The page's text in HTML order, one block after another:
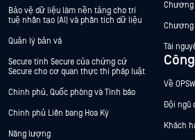
Bảo vệ dữ liệu làm nền tảng cho trí
tuệ nhân tạo (AI) và phân tích dữ liệu
Quản lý bản vá
Secure tính Secure của chứng cứ
Secure cho cơ quan thực thi pháp luật
Chính phủ, Quốc phòng và Tình báo
Chính phủ Liên bang Hoa Kỳ
Năng lượng
Chương
Chương
Tài
Về
Đội ngũ
Khách